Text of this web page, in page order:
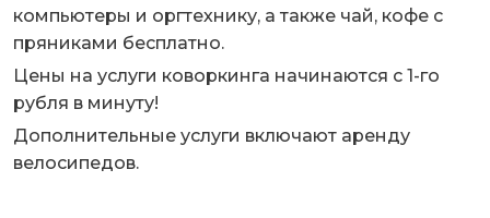
компьютеры и оргтехнику, а также чай, кофе с
пряниками бесплатно.
Цены на услуги коворкинга начинаются с 1-го
рубля в минуту!
Дополнительные услуги включают аренду
велосипедов.